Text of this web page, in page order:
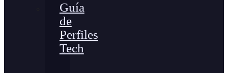
Guía
de
Perfiles
Tech